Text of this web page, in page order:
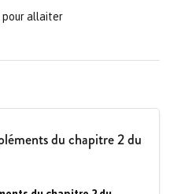
pour allaiter
du chapitre 2 du